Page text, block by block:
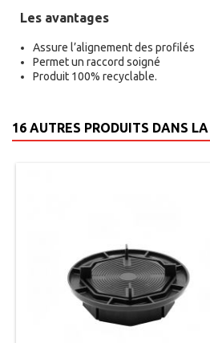
Les avantages
Assure l’alignement des profilés
Permet un raccord soigné
Produit 100% recyclable.
16 AUTRES PRODUITS DANS